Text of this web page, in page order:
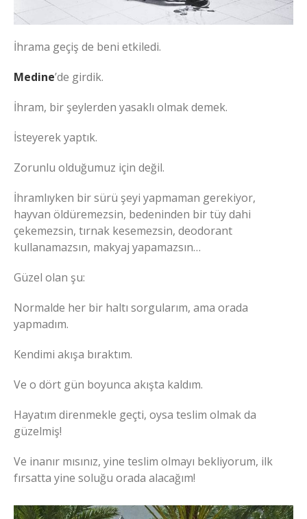
İhrama geçiş de beni etkiledi.
Medine’de girdik.
İhram, bir şeylerden yasaklı olmak demek.
İsteyerek yaptık.
Zorunlu olduğumuz için değil.
İhramlıyken bir sürü şeyi yapmaman gerekiyor,
hayvan öldüremezsin, bedeninden bir tüy dahi
çekemezsin, tırnak kesemezsin, deodorant
kullanamazsın, makyaj yapamazsın…
Güzel olan şu:
Normalde her bir haltı sorgularım, ama orada
yapmadım.
Kendimi akışa bıraktım.
Ve o dört gün boyunca akışta kaldım.
Hayatım direnmekle geçti, oysa teslim olmak da
güzelmiş!
Ve inanır mısınız, yine teslim olmayı bekliyorum, ilk
fırsatta yine soluğu orada alacağım!